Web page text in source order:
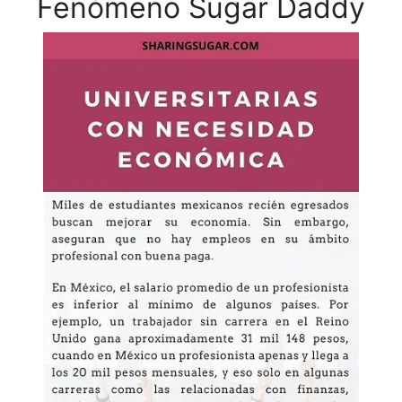
Fenómeno Sugar Daddy